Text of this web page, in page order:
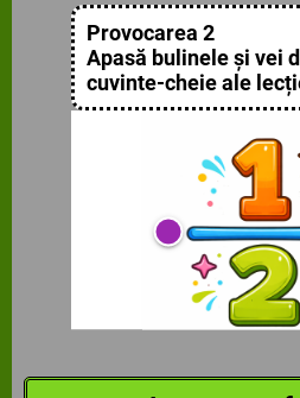
Provocarea 2
Apasă bulinele și vei
cuvinte-cheie ale